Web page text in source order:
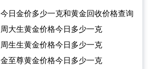
今日金价多少一克和黄金回收价格查询
（2026/03/06）
周大生黄金价格今日多少一克
（2026/03/06）
周生生黄金价格今日多少一克
（2026/03/06）
金至尊黄金价格今日多少一克